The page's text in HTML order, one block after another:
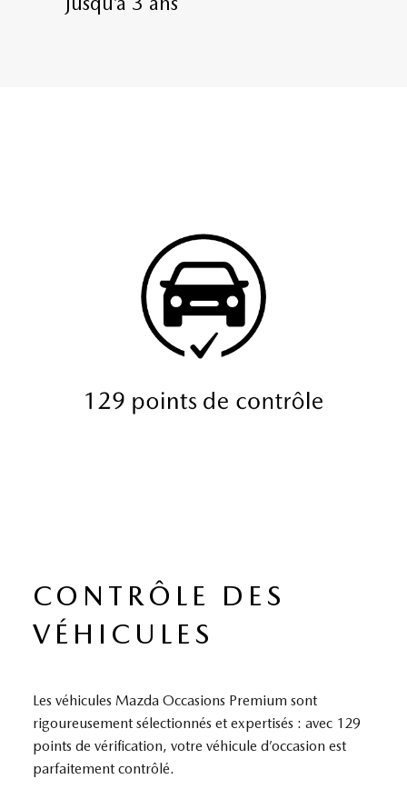
CONTRÔLE DES
VÉHICULES
Les véhicules Mazda Occasions Premium sont
rigoureusement sélectionnés et expertisés : avec 129
points de vérification, votre véhicule d’occasion est
parfaitement contrôlé.